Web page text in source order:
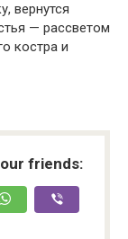
вернутся
— рассветом
костра и
friends: